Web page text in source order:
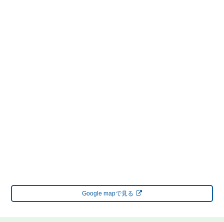
Google mapで見る